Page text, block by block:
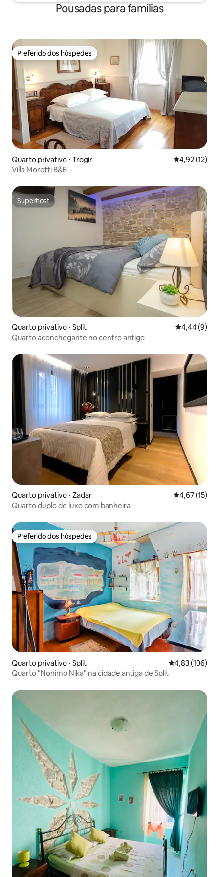
Pousadas para famílias
Preferido dos hóspedes
Preferido dos hóspedes
Quarto privativo ⋅ Trogir 4,92 de uma
4,92 (12)
Villa Moretti B&B
Superhost
Superhost
Quarto privativo ⋅ Split 4,44 de uma
4,44 (9)
Quarto aconchegante no centro antigo
Quarto privativo ⋅ Zadar 4,67 de uma
4,67 (15)
Quarto duplo de luxo com banheira
Preferido dos hóspedes
Preferido dos hóspedes
Quarto privativo ⋅ Split 4,83 de uma
4,83 (106)
Quarto "Nonimo Nika" na cidade antiga de Split